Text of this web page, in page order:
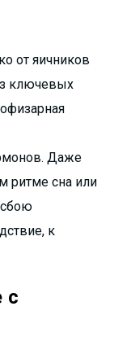
от яичников
ключевых
Даже
ритме сна или
сбою
к
с